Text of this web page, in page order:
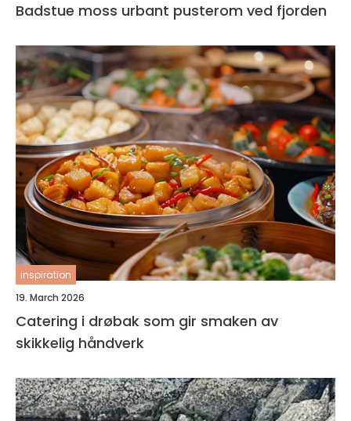
Badstue moss urbant pusterom ved fjorden
inspiration
19. March 2026
Catering i drøbak som gir smaken av
skikkelig håndverk